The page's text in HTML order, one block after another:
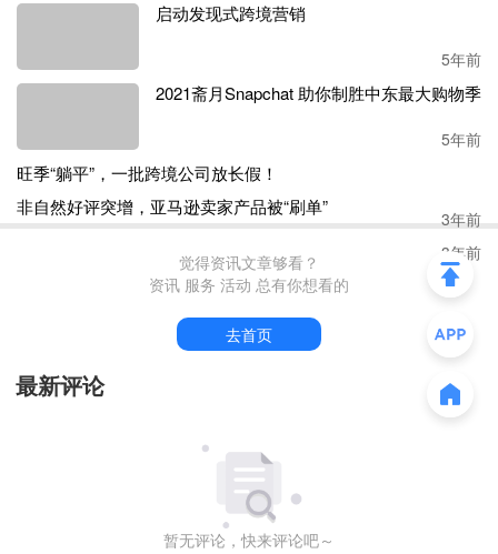
启动发现式跨境营销
5年前
2021斋月Snapchat 助你制胜中东最大购物季
5年前
旺季“躺平”，一批跨境公司放长假！
3年前
非自然好评突增，亚马逊卖家产品被“刷单”
3年前
觉得资讯文章够看？
资讯 服务 活动 总有你想看的
去首页
最新评论
暂无评论，快来评论吧～